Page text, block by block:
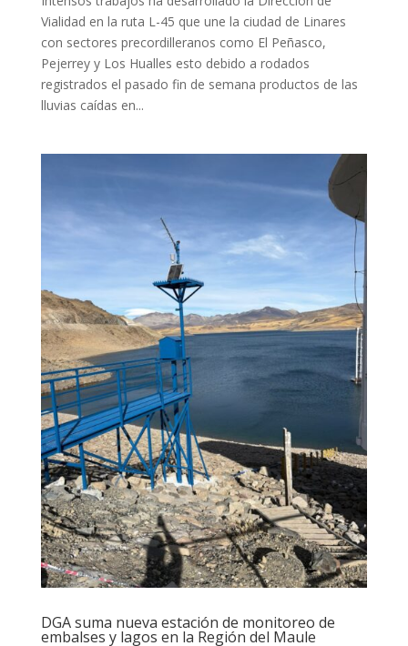
Vialidad en la ruta L-45 que une la ciudad de Linares
con sectores precordilleranos como El Peñasco,
Pejerrey y Los Hualles esto debido a rodados
registrados el pasado fin de semana productos de las
lluvias caídas en...
DGA suma nueva estación de monitoreo de
embalses y lagos en la Región del Maule